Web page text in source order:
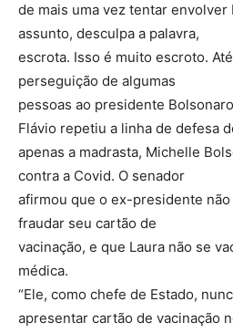
de mais uma vez tentar envolver
assunto, desculpa a palavra,
escrota. Isso é muito escroto.
perseguição de algumas
pessoas ao presidente
Flávio repetiu a linha de defesa
apenas a madrasta, Michelle
contra a Covid. O senador
afirmou que o ex-presidente
fraudar seu cartão de
vacinação, e que Laura não se
médica.
“Ele, como chefe de Estado,
apresentar cartão de vacinação